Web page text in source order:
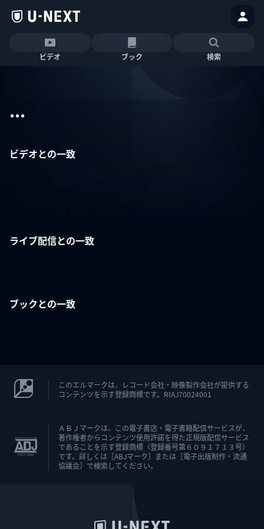
ビデオ ブック 検索
...
ビデオとの一致
ライブ配信との一致
ブックとの一致
このエルマークは、レコード会社・映像製作会社が提供する
コンテンツを示す登録商標です。RIAJ70024001
ＡＢＪマークは、この電子書店・電子書籍配信サービスが、
著作権者からコンテンツ使用許諾を得た正規版配信サービス
であることを示す登録商標（登録番号第６０９１７１３号）
です。詳しくは［ABJマーク］または［電子出版制作・流通
協議会］で検索してください。